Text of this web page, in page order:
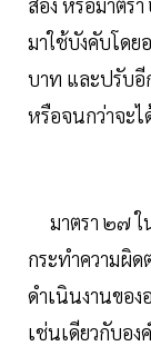
มาใช้บังคับโด
บาท และปรับอี
หรือจนกว่าจะ
มาตรา ๒๗ ใ
กระทำความผิ
ดำเนินงานของ
เช่นเดียวกับอง